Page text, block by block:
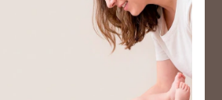
usar un